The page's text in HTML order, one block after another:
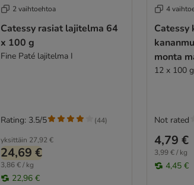
2 vaihtoehtoa
Catessy rasiat lajitelma 64
x 100 g
Fine Paté lajitelma I
yksittäin 27,92 €
24,69 €
3,86 € / kg
22,96 €
Rating: 3.5/5 (44)
4
Catessy
monta
12 x 100
4,79 €
3,99 € / kg
4,45 €
Not rated